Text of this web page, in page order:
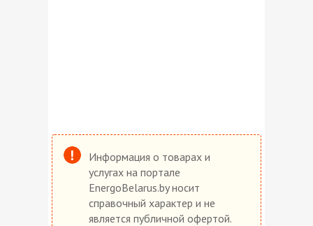
Информация о товарах и
услугах на портале
EnergoBelarus.by носит
справочный характер и не
является публичной офертой.